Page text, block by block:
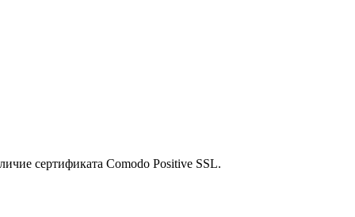
сертификата Comodo Positive SSL.